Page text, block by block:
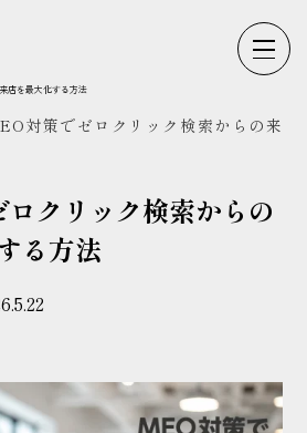
ゴリ
店を最大化する方法
対策でゼロクリック検索からの来
クリック検索からの
る方法